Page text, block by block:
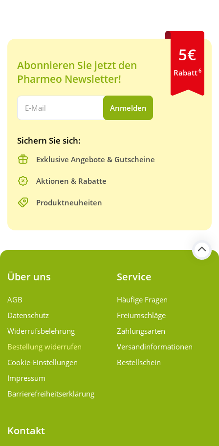
Abonnieren Sie jetzt den
Pharmeo Newsletter!
Ihre E-Mail Adresse:
Anmelden
Sichern Sie sich:
Exklusive Angebote & Gutscheine
Aktionen & Rabatte
Produktneuheiten
5€
Rabatt6
Über uns
AGB
Datenschutz
Widerrufsbelehrung
Bestellung widerrufen
Cookie-Einstellungen
Impressum
Barrierefreiheitserklärung
Service
Häufige Fragen
Freiumschläge
Zahlungsarten
Versand­informationen
Bestellschein
Kontakt